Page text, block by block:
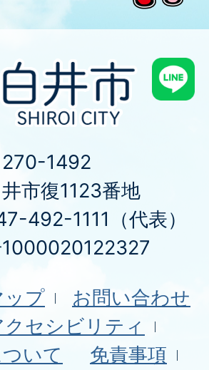
1492
市復1123番地
492-1111（代表）
ップ
お問い合わせ
セシビリティ
いて
免責事項